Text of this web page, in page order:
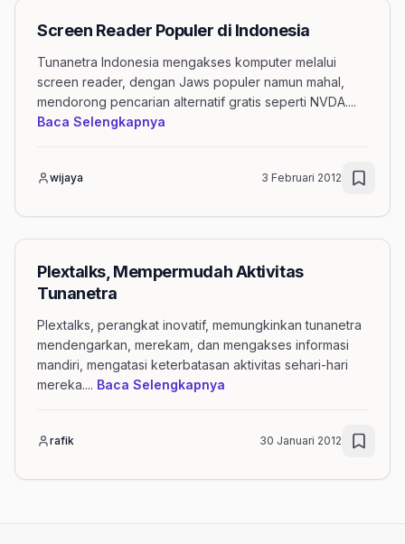
Screen Reader Populer di Indonesia
Tunanetra Indonesia mengakses komputer melalui
screen reader, dengan Jaws populer namun mahal,
mendorong pencarian alternatif gratis seperti NVDA....
Baca Selengkapnya
wijaya 3 Februari 2012
Plextalks, Mempermudah Aktivitas
Tunanetra
Plextalks, perangkat inovatif, memungkinkan tunanetra
mendengarkan, merekam, dan mengakses informasi
mandiri, mengatasi keterbatasan aktivitas sehari-hari
mereka.... Baca Selengkapnya
rafik 30 Januari 2012